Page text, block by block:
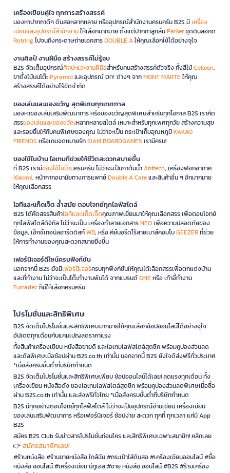
เครื่องเขียนคู่ใจ ทุกการสร้างสรรค์
มองหาปากกาดีๆ ดินสอหลากหลาย หรืออุปกรณ์สำนักงานครบครัน B2S มีเครื่อง
เขียนและอุปกรณ์สำนักงานให้เลือกมากมาย ตั้งแต่ปากกาลูกลื่นParkerชุดดินสอกด
Rotringไปจนถึงกระดาษถ่ายเอกสารDOUBLE Aให้คุณเลือกใช้ได้อย่างจุใจ
งานศิลป์ งานฝีมือ สร้างสรรค์ไม่รู้จบ
B2S จัดเต็มอุปกรณ์ศิลปะและงานฝีมือสำหรับคนสร้างสรรค์ตัวจริง ทั้งสีไม้Colleen,
ขาตั้งไม้บนโต๊ะPyramidและอุปกรณ์ DIY ต่างๆ จากMONT MARTEให้คุณ
สร้างสรรค์ได้อย่างไร้ขีดจำกัด
ของเล่นและของขวัญ สุดพิเศษทุกเทศกาล
มองหาของเล่นเสริมพัฒนาการ หรือของขวัญสุดพิเศษสำหรับทุกโอกาส B2S เราคัด
สรรของเล่นและของขวัญหลากหลายสไตล์ เหมาะสำหรับทุกเพศทุกวัย สร้างความสุข
และรอยยิ้มให้กับคนพิเศษของคุณ ไม่ว่าจะเป็น กระเป๋าเก็บอุณหภูมิKAKAO
FRIENDS หรือเกมจดหมายรักSIAM BOARDGAMES เรามีครบ!
ของใช้ในบ้าน ไอเทมที่ช่วยให้ชีวิตสะดวกสบายขึ้น
ที่ B2S เรามีของใช้ในบ้านครบครัน ไม่ว่าจะเป็นกาต้มน้ำAnitech, เครื่องฟอกอากาศ
Xiaomi, หน้ากากอนามัยทางการแพทย์Double A Careและสินค้าอื่น ๆ อีกมากมาย
ให้คุณเลือกสรร
ไอทีและแก็ดเจ็ต ล้ำสมัย ตอบโจทย์ทุกไลฟ์สไตล์
B2S ได้คัดสรรสินค้าไอทีและแก็ดเจ็ตคุณภาพเยี่ยมมาให้คุณเลือกสรร เพื่อตอบโจทย์
ทุกไลฟ์สไตล์ดิจิทัล ไม่ว่าจะเป็น เครื่องทำลายเอกสารNEOเพื่อความปลอดภัยของ
ข้อมูล, เอ็กซ์เทอนัลฮาร์ดดิสก์WD, หรือ คีย์บอร์ดไร้สายเมาส์คอมโบGEEZERที่ช่วย
ให้การทำงานของคุณสะดวกสบายยิ่งขึ้น
เฟอร์นิเจอร์ดีไซน์ครบฟังก์ชั่น
นอกจากนี้ B2S ยังมีเฟอร์นิเจอร์ครบทุกฟังก์ชันให้คุณได้เลือกสรรเพื่อตกแต่งบ้าน
และที่ทำงาน ไม่ว่าจะเป็นโต๊ะทำงานพับได้ จากแบรนด์ONEหรือ เก้าอี้ทำงาน
Furradecก็มีให้เลือกครบครัน
โปรโมชั่นและสิทธิพิเศษ
B2S จัดเต็มโปรโมชั่นและสิทธิพิเศษมากมายให้คุณเลือกช้อปออนไลน์ได้อย่างจุใจ
อัปเดตทุกเดือนกับแคมเปญลดราคาแรง
ทั้งสินค้าเครื่องเขียน หนังสือขายดี และไอเทมไลฟ์สไตล์สุดชิค พร้อมคูปองส่วนลด
และดีลพิเศษเมื่อช้อปผ่าน B2S.co.th เท่านั้น นอกจากนี้ B2S ยังใจดีส่งฟรีทั่วประเทศ
*เมื่อสั่งครบขั้นต่ำที่บริษัทกำหนด
B2S จัดเต็มโปรโมชั่นและสิทธิพิเศษเพียบ ช้อปออนไลน์ได้เลย! ลดแรงทุกเดือน ทั้ง
เครื่องเขียน หนังสือดัง ของไอเทมไลฟ์สไตล์สุดชิค พร้อมคูปองส่วนลดพิเศษเมื่อซื้อ
ผ่าน B2S.co.th เท่านั้น และส่งฟรีทั่วไทย *เมื่อสั่งครบขั้นต่ำที่บริษัทกำหนด
B2S มีทุกอย่างตอบโจทย์ทุกไลฟ์สไตล์ ไม่ว่าจะเป็นอุปกรณ์อ่านเขียน เครื่องเขียน
ของเล่นเสริมพัฒนาการ หรือเฟอร์นิเจอร์ ช้อปง่าย สะดวก ทุกที่ ทุกเวลา แค่มี App
B2S
สมัคร B2S Club รับข่าวสารโปรโมชั่นก่อนใคร และสิทธิพิเศษเฉพาะสมาชิก! คลิกเลย
👉 สมัครสมาชิกเลย!
#ร้านหนังสือ #ร้านขายหนังสือ ใกล้ฉัน #กระเป๋าใส่ดินสอ #เครื่องเขียนออนไลน์ #ซื้อ
หนังสือ ออนไลน์ #เครื่องเขียน บีทูเอส #ขาย หนังสือ ออนไลน์ #B2S #ร้านเครื่อง